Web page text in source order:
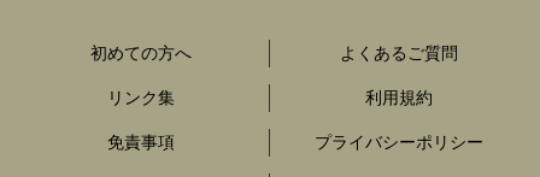
初めての方へ よくあるご質問
リンク集 利用規約
免責事項 プライバシーポリシー